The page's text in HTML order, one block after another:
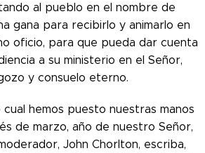
al pueblo en el nombre de
gana para recibirlo y animarlo en
oficio, para que pueda dar cuenta
a su ministerio en el Señor,
y consuelo eterno.
hemos puesto nuestras manos
de marzo, año de nuestro Señor,
John Chorlton, escriba,